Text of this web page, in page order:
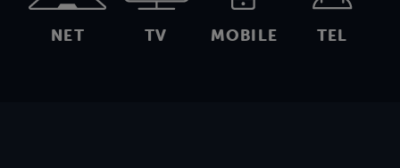
NET TV MOBILE TEL